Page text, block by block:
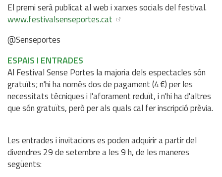
El premi serà publicat al web i xarxes socials del festival.
www.festivalsenseportes.cat
@Senseportes
ESPAIS I ENTRADES
Al Festival Sense Portes la majoria dels espectacles són
gratuïts; n'hi ha només dos de pagament (4 €) per les
necessitats tècniques i l'aforament reduït, i n'hi ha d'altres
que són gratuïts, però per als quals cal fer inscripció prèvia.
Les entrades i invitacions es poden adquirir a partir del
divendres 29 de setembre a les 9 h, de les maneres
següents: